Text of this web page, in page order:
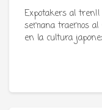
Expotakers al
semana traemos
en la cultura